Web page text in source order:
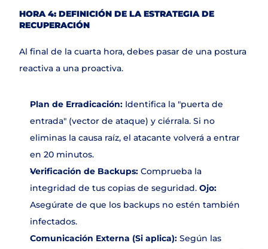
HORA 4: DEFINICIÓN DE LA ESTRATEGIA DE
RECUPERACIÓN
Al final de la cuarta hora, debes pasar de una postura
reactiva a una proactiva.
Plan de Erradicación: Identifica la "puerta de
entrada" (vector de ataque) y ciérrala. Si no
eliminas la causa raíz, el atacante volverá a entrar
en 20 minutos.
Verificación de Backups: Comprueba la
integridad de tus copias de seguridad. Ojo:
Asegúrate de que los backups no estén también
infectados.
Comunicación Externa (Si aplica): Según las